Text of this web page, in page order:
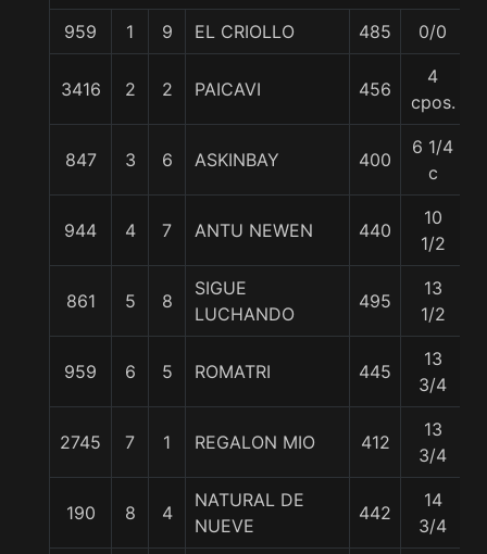
959 1 9 EL CRIOLLO 485 0/0
3416 2 2 PAICAVI 456
4
cpos.
847 3 6 ASKINBAY 400
6 1/4
c
944 4 7 ANTU NEWEN 440
10
1/2
861 5 8
SIGUE
LUCHANDO
495
13
1/2
959 6 5 ROMATRI 445
13
3/4
2745 7 1 REGALON MIO 412
13
3/4
190 8 4
NATURAL DE
NUEVE
442
14
3/4